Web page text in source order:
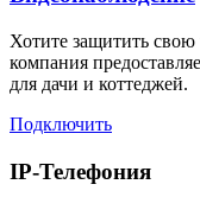
Хотите защитить
компания
для дачи и коттеджей.
Подключить
IP-Телефония